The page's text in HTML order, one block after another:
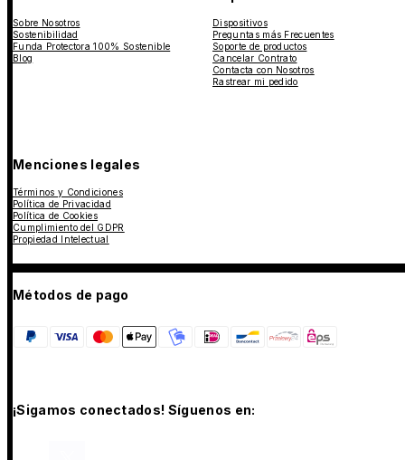
Sobre Nosotros
Sostenibilidad
Funda Protectora 100% Sostenible
Blog
Dispositivos
Preguntas más Frecuentes
Soporte de productos
Cancelar Contrato
Contacta con Nosotros
Rastrear mi pedido
Menciones legales
Términos y Condiciones
Política de Privacidad
Política de Cookies
Cumplimiento del GDPR
Propiedad Intelectual
Métodos de pago
¡Sigamos conectados! Síguenos en: